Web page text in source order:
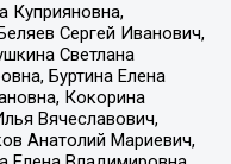
Куприяновна,
Сергей Иванович,
Светлана
Буртина Елена
Кокорина
Вячеславович,
Анатолий Мариевич,